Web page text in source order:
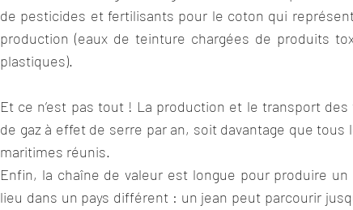
de pesticides et fertilisants pour le coton qui
production (eaux de teinture chargées de produits
plastiques).
Et ce n’est pas tout ! La production et le transport
de gaz à effet de serre par an, soit davantage que
maritimes réunis.
Enfin, la chaîne de valeur est longue pour produire
lieu dans un pays différent : un jean peut parcourir